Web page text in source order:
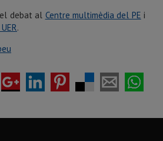
debat al Centre multimèdia del PE i
.